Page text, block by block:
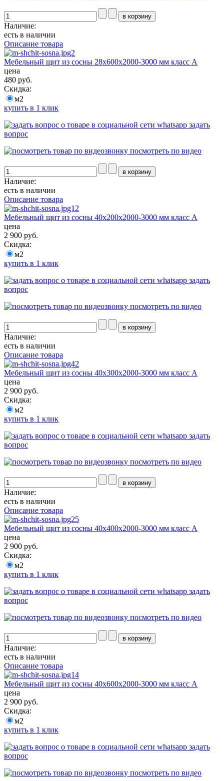
Наличие:
есть в наличии
Описание товара
Мебельный щит из сосны 28х600х2000-3000 мм класс А
цена
480 руб.
Скидка:
м2
купить в 1 клик
задать
вопрос
посмотреть по видео
Наличие:
есть в наличии
Описание товара
Мебельный щит из сосны 40х200х2000-3000 мм класс А
цена
2 900 руб.
Скидка:
м2
купить в 1 клик
задать
вопрос
посмотреть по видео
Наличие:
есть в наличии
Описание товара
Мебельный щит из сосны 40х300х2000-3000 мм класс А
цена
2 900 руб.
Скидка:
м2
купить в 1 клик
задать
вопрос
посмотреть по видео
Наличие:
есть в наличии
Описание товара
Мебельный щит из сосны 40х400х2000-3000 мм класс А
цена
2 900 руб.
Скидка:
м2
купить в 1 клик
задать
вопрос
посмотреть по видео
Наличие:
есть в наличии
Описание товара
Мебельный щит из сосны 40х600х2000-3000 мм класс А
цена
2 900 руб.
Скидка:
м2
купить в 1 клик
задать
вопрос
посмотреть по видео